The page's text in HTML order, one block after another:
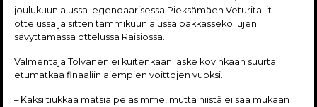
joulukuun alussa legendaarisessa Pieksämäen Veturitallit-
ottelussa ja sitten tammikuun alussa pakkassekoilujen
sävyttämässä ottelussa Raisiossa.
Valmentaja Tolvanen ei kuitenkaan laske kovinkaan suurta
etumatkaa finaaliin aiempien voittojen vuoksi.
– Kaksi tiukkaa matsia pelasimme, mutta niistä ei saa mukaan